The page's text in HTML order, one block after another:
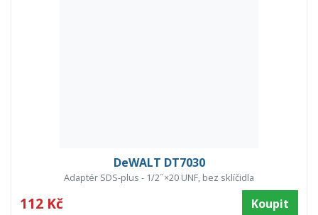
DeWALT DT7030
Adaptér SDS-plus - 1/2˝×20 UNF, bez sklíčidla
112 Kč Koupit